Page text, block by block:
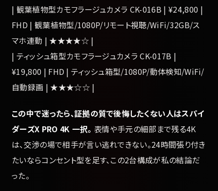
| 観葉植物型カモフラージュカメラ CK-016B | ¥24,800 |
FHD | 観葉植物型/1080P/リモート視聴/WiFi/32GB/ス
マホ連動 | ★★★★☆ |
| ティッシュ箱型カモフラージュカメラ CK-017B |
¥19,800 | FHD | ティッシュ箱型/1080P/動体検知/WiFi/
自動録画 | ★★★☆☆ |
この中で迷ったら、証拠の質で後悔したくない人はスパイ
ダーズX PRO 4K 一択。 表情や手元の細部まで残る4K
は、交渉の場で相手が言い逃れできない。24時間張り付き
たいならコンセント型を足す、この2台構成が私の結論だ
った。